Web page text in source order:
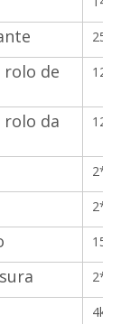
25-
de
125/
da
125/
2*5,5
2*7,5
15
2*1,5
4kw